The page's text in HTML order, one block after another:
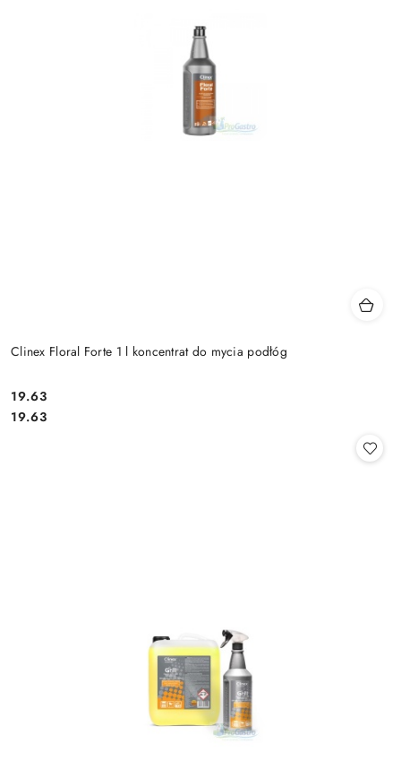
Clinex Floral Forte 1 l koncentrat do mycia podłóg
Cena:
19.63
Cena:
19.63